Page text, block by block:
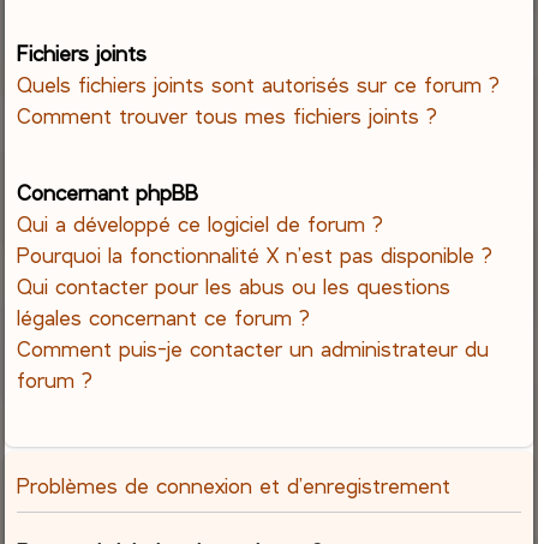
Fichiers joints
Quels fichiers joints sont autorisés sur ce forum ?
Comment trouver tous mes fichiers joints ?
Concernant phpBB
Qui a développé ce logiciel de forum ?
Pourquoi la fonctionnalité X n’est pas disponible ?
Qui contacter pour les abus ou les questions
légales concernant ce forum ?
Comment puis-je contacter un administrateur du
forum ?
Problèmes de connexion et d’enregistrement